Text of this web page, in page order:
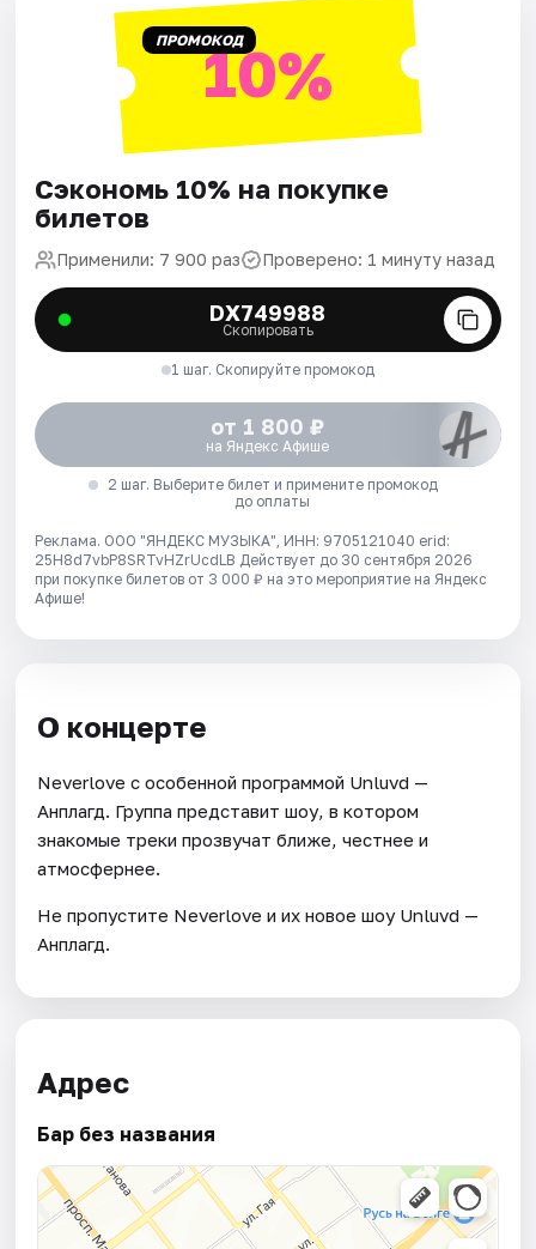
ПРОМОКОД10%
Сэкономь 10% на покупке
билетов
Применили: 7 900 раз Проверено: 1 минуту назад
DX749988
Скопировать
1 шаг. Скопируйте промокод
от 1 800 ₽
на Яндекс Афише
2 шаг. Выберите билет и примените промокод
до оплаты
Реклама. ООО "ЯНДЕКС МУЗЫКА", ИНН: 9705121040 erid:
25H8d7vbP8SRTvHZrUcdLB Действует до 30 сентября 2026
при покупке билетов от 3 000 ₽ на это мероприятие на Яндекс
Афише!
О концерте
Neverlove с особенной программой Unluvd —
Анплагд. Группа представит шоу, в котором
знакомые треки прозвучат ближе, честнее и
атмосфернее.
Не пропустите Neverlove и их новое шоу Unluvd —
Анплагд.
Адрес
Бар без названия